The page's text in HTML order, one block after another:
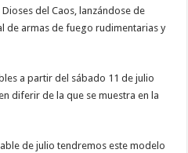
del Caos, lanzándose de
de armas de fuego rudimentarias y
a partir del sábado 11 de julio
diferir de la que se muestra en la
de julio tendremos este modelo